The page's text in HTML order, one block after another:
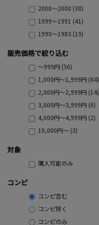
2008～2000 (38)
1999～1991 (41)
1990～1983 (19)
販売価格で絞り込む
～999円 (56)
1,000円～1,999円 (84)
2,000円～2,999円 (14)
3,000円～3,999円 (6)
4,000円～4,999円 (2)
10,000円～ (3)
対象
購入可能のみ
コンピ
コンピ含む
コンピ除く
コンピのみ